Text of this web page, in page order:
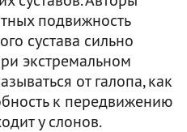
подвижность
сустава сильно
экстремальном
от галопа, как
к передвижению
у слонов.